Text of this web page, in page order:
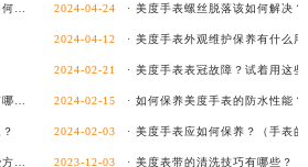
2024-04-24
2024-04-12
2024-02-21
2024-02-15
2024-02-03
2023-12-03
· 美度手表螺丝脱落该如何解决？
· 如何保养美度手表的防水性能？